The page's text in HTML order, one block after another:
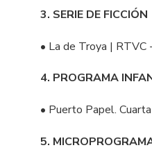
3. SERIE DE FICCIÓN
• La de Troya | RTVC
4. PROGRAMA
• Puerto Papel.
5.